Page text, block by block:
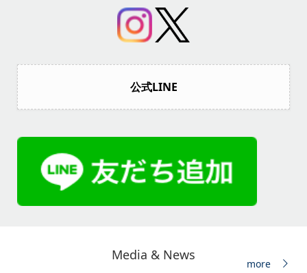
公式LINE
Media & News
more